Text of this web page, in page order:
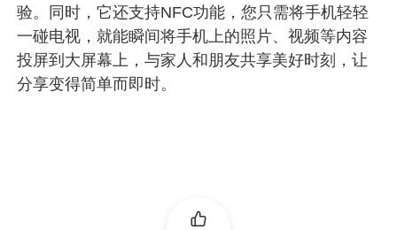
验。同时，它还支持NFC功能，您只需将手机轻轻
一碰电视，就能瞬间将手机上的照片、视频等内容
投屏到大屏幕上，与家人和朋友共享美好时刻，让
分享变得简单而即时。